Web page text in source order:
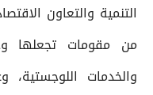
التنمية والتعاون
من مقومات تجعلها
والخدمات اللوجستية،